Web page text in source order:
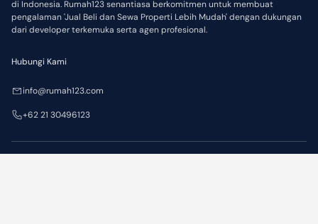
di Indonesia. Rumah123 senantiasa berkomitmen untuk membuat
pengalaman 'Jual Beli dan Sewa Properti Lebih Mudah' dengan dukungan
dari developer terkemuka serta agen profesional.
Hubungi Kami
info@rumah123.com
+62 21 30496123